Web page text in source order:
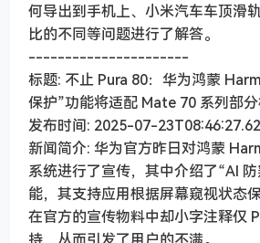
何导出到手机上、小米汽车车顶滑
比的不同等问题进行了解答。
----------------------
标题: 不止 Pura 80：华为鸿蒙
保护”功能将适配 Mate 70 系列部
发布时间: 2025-07-
新闻简介: 华为官方昨日对鸿蒙
系统进行了宣传，其中介绍了“AI
能，其支持应用根据屏幕窥视状态
在官方的宣传物料中却小字注释仅